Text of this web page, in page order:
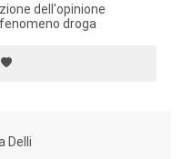
dell'opinione
droga
Delli